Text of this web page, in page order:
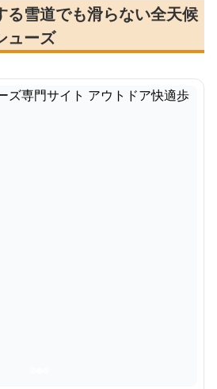
る雪道でも滑らない全天候
ューズ